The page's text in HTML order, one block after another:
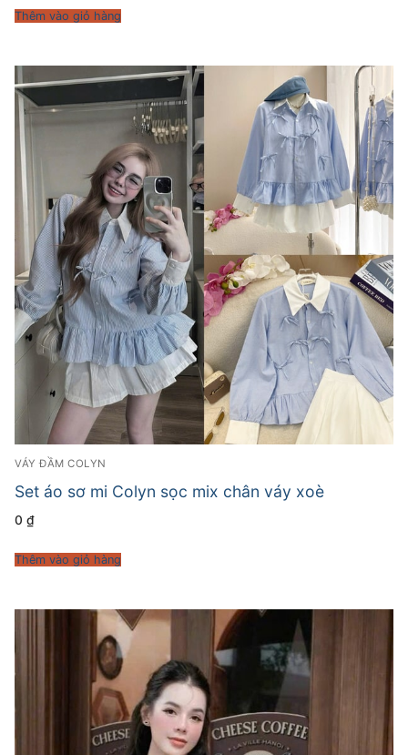
Thêm vào giỏ hàng
VÁY ĐẦM COLYN
Set áo sơ mi Colyn sọc mix chân váy xoè
0 ₫
Thêm vào giỏ hàng